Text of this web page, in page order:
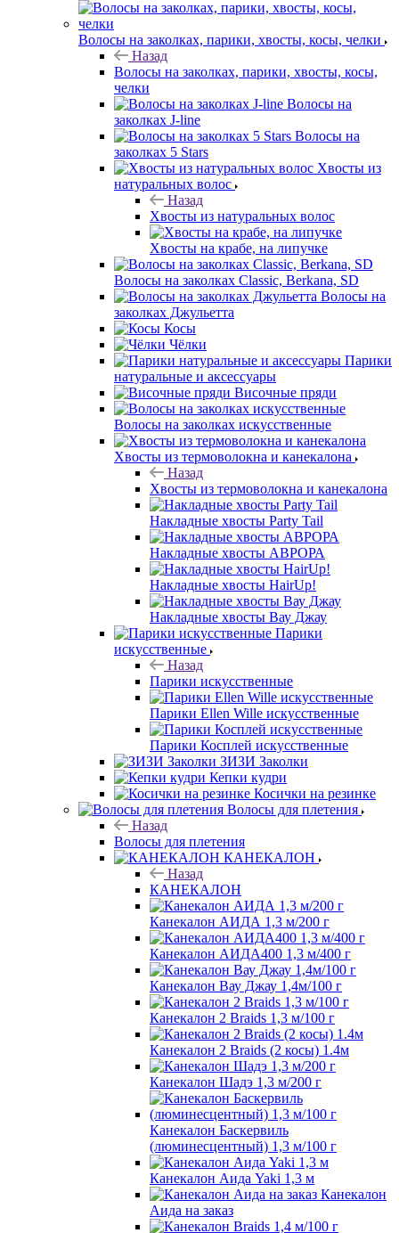
Волосы на заколках, парики, хвосты, косы, челки
Назад
Волосы на заколках, парики, хвосты, косы,
челки
Волосы на
заколках J-line
Волосы на
заколках 5 Stars
Хвосты из
натуральных волос
Назад
Хвосты из натуральных волос
Хвосты на крабе, на липучке
Волосы на заколках Classic, Berkana, SD
Волосы на
заколках Джульетта
Косы
Чёлки
Парики
натуральные и аксессуары
Височные пряди
Волосы на заколках искусственные
Хвосты из термоволокна и канекалона
Назад
Хвосты из термоволокна и канекалона
Накладные хвосты Party Tail
Накладные хвосты АВРОРА
Накладные хвосты HairUp!
Накладные хвосты Вау Джау
Парики
искусственные
Назад
Парики искусственные
Парики Ellen Wille искусственные
Парики Косплей искусственные
ЗИЗИ Заколки
Кепки кудри
Косички на резинке
Волосы для плетения
Назад
Волосы для плетения
КАНЕКАЛОН
Назад
КАНЕКАЛОН
Канекалон АИДА 1,3 м/200 г
Канекалон АИДА400 1,3 м/400 г
Канекалон Вау Джау 1,4м/100 г
Канекалон 2 Braids 1,3 м/100 г
Канекалон 2 Braids (2 косы) 1.4м
Канекалон Шадэ 1,3 м/200 г
Канекалон Баскервиль
(люминесцентный) 1,3 м/100 г
Канекалон Аида Yaki 1,3 м
Канекалон
Аида на заказ